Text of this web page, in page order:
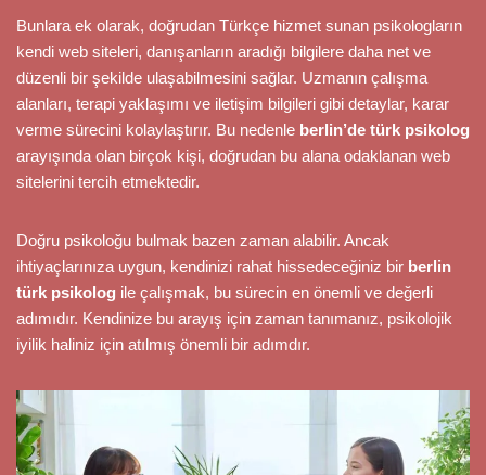
Bunlara ek olarak, doğrudan Türkçe hizmet sunan psikologların
kendi web siteleri, danışanların aradığı bilgilere daha net ve
düzenli bir şekilde ulaşabilmesini sağlar. Uzmanın çalışma
alanları, terapi yaklaşımı ve iletişim bilgileri gibi detaylar, karar
verme sürecini kolaylaştırır. Bu nedenle berlin’de türk psikolog
arayışında olan birçok kişi, doğrudan bu alana odaklanan web
sitelerini tercih etmektedir.
Doğru psikoloğu bulmak bazen zaman alabilir. Ancak
ihtiyaçlarınıza uygun, kendinizi rahat hissedeceğiniz bir berlin
türk psikolog ile çalışmak, bu sürecin en önemli ve değerli
adımıdır. Kendinize bu arayış için zaman tanımanız, psikolojik
iyilik haliniz için atılmış önemli bir adımdır.